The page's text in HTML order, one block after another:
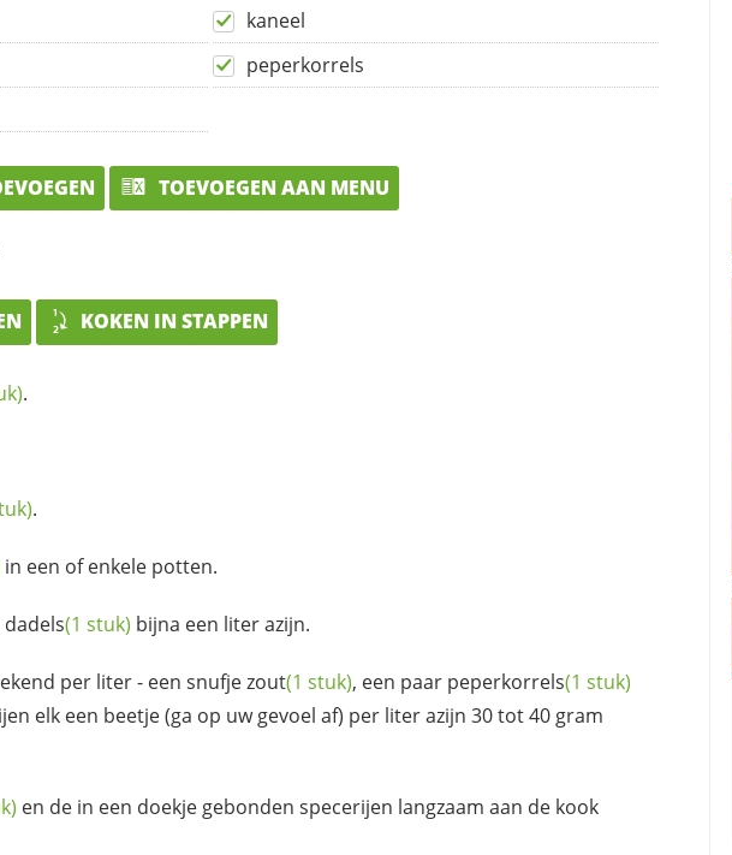
kaneel
peperkorrels
TOEVOEGEN AAN MENU
KOKEN IN STAPPEN
.
.
in een of enkele potten.
dadels(1 stuk) bijna een liter azijn.
per liter - een snufjezout(1 stuk), een paar peperkorrels(1 stuk)
elk een beetje (ga op uw gevoel af) per liter azijn 30 tot 40 gram
en de in een doekje gebonden specerijen langzaam aan de kook